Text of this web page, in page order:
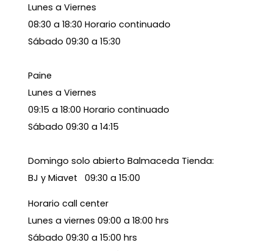
Lunes a Viernes
08:30 a 18:30 Horario continuado
Sábado 09:30 a 15:30
Paine
Lunes a Viernes
09:15 a 18:00 Horario continuado
Sábado 09:30 a 14:15
Domingo solo abierto Balmaceda Tienda:
BJ y Miavet 09:30 a 15:00
Horario call center
Lunes a viernes 09:00 a 18:00 hrs
Sábado 09:30 a 15:00 hrs